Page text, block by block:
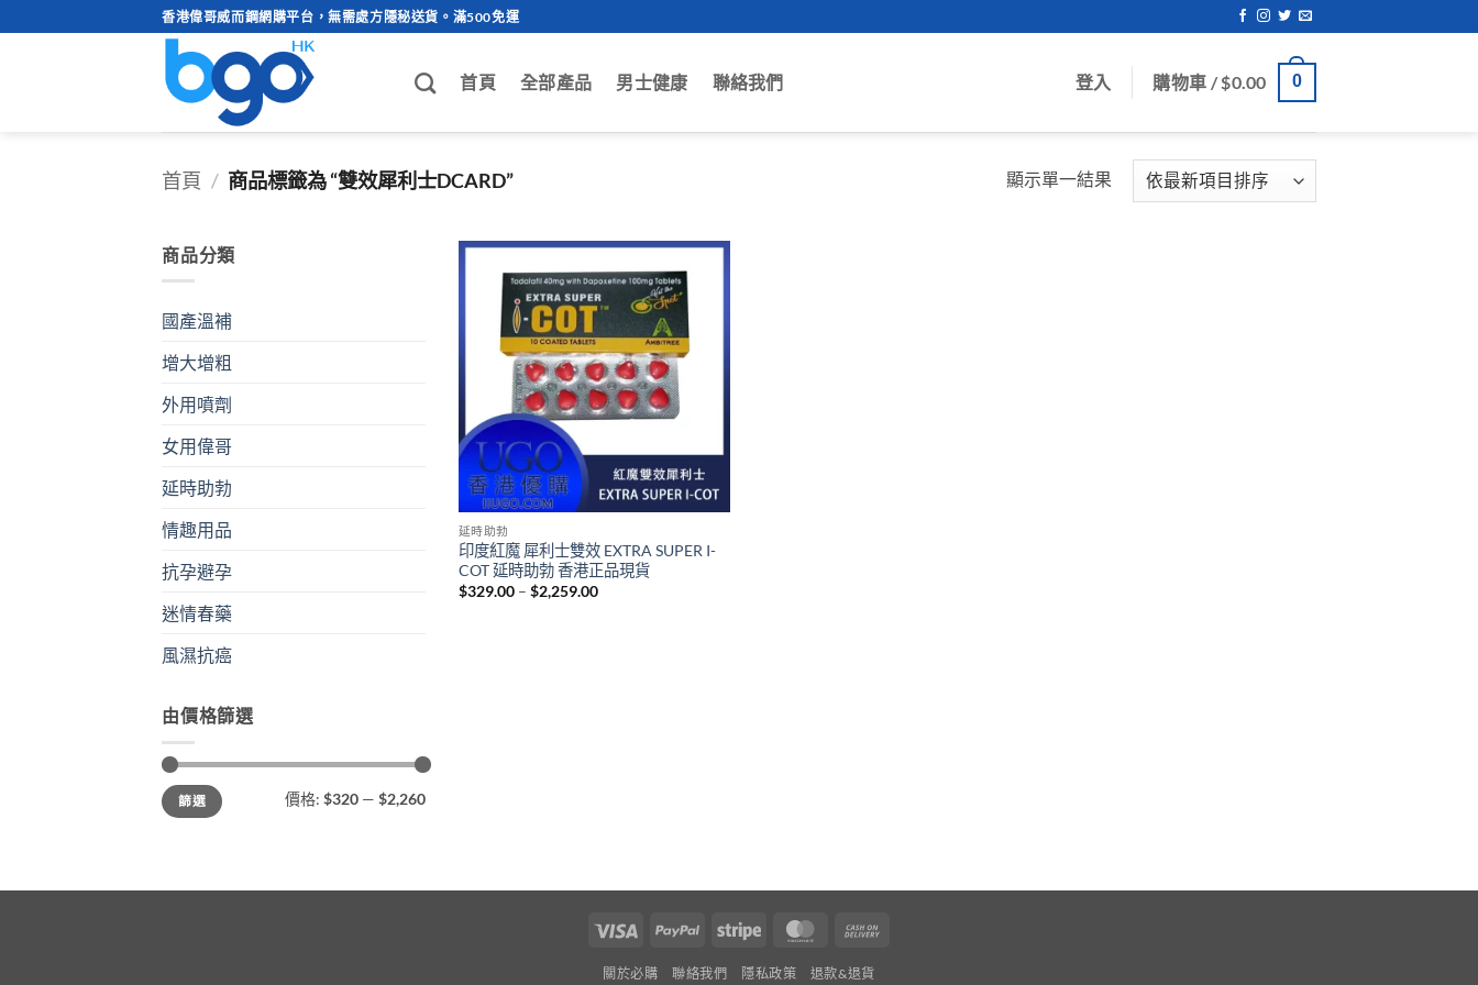
to
香港偉哥威而鋼網購平台，無需處方隱秘送貨。滿500免運
首頁 全部產品 男士健康 聯絡我們 登入 購物車 /$0.00 0
首頁 / 商品標籤為 “雙效犀利士DCARD” 顯示單一結果
商品分類
國產溫補
增大增粗
外用噴劑
女用偉哥
延時助勃
情趣用品
抗孕避孕
迷情春藥
風濕抗癌
由價格篩選
最
低
價
最
高
價
篩選 價格: $320 — $2,260
延時助勃
印度紅魔 犀利士雙效 EXTRA SUPER I-
COT 延時助勃 香港正品現貨
$329.00 – $2,259.00Price
Visa PayPal Stripe MasterCard
關於必購 聯絡我們 隱私政策 退款&退貨